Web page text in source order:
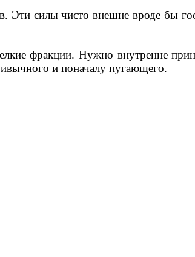
Эти силы чисто внешне вроде бы
фракции. Нужно внутренне
и поначалу пугающего.